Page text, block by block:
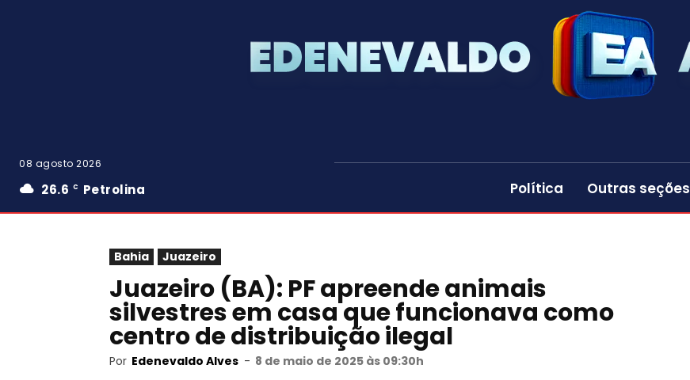
08 agosto 2026
26.6 C Petrolina Política Outras seções
Bahia Juazeiro
Juazeiro (BA): PF apreende animais
silvestres em casa que funcionava como
centro de distribuição ilegal
Por Edenevaldo Alves - 8 de maio de 2025 às 09:30h